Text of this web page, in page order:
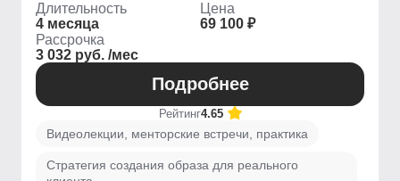
Длительность
4 месяца
Цена
69 100 ₽
Рассрочка
3 032 руб. /мес
Подробнее
Рейтинг4.65
Видеолекции, менторские встречи, практика
Стратегия создания образа для реального